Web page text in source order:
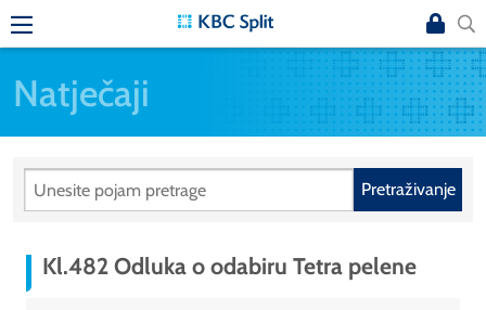
Natječaji
Pretraživanje
Kl.482 Odluka o odabiru Tetra pelene